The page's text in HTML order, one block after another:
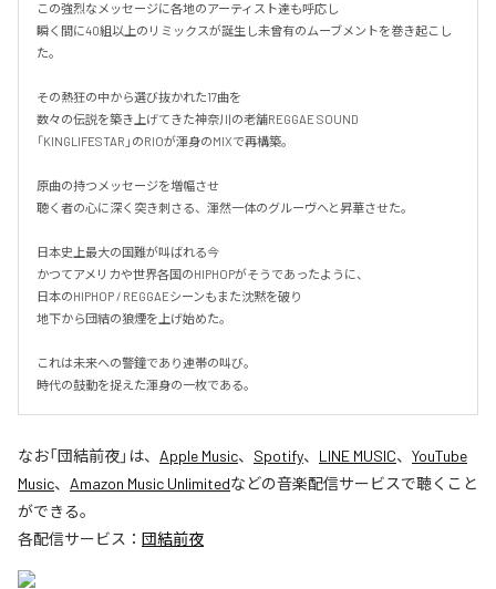
この強烈なメッセージに各地のアーティスト達も呼応し
瞬く間に40組以上のリミックスが誕生し未曾有のムーブメントを巻き起こし
た。
その熱狂の中から選び抜かれた17曲を
数々の伝説を築き上げてきた神奈川の老舗REGGAE SOUND
「KINGLIFESTAR」のRIOが渾身のMIXで再構築。
原曲の持つメッセージを増幅させ
聴く者の心に深く突き刺さる、渾然一体のグルーヴへと昇華させた。
日本史上最大の国難が叫ばれる今
かつてアメリカや世界各国のHIPHOPがそうであったように、
日本のHIPHOP / REGGAEシーンもまた沈黙を破り
地下から団結の狼煙を上げ始めた。
これは未来への警鐘であり連帯の叫び。
時代の鼓動を捉えた渾身の一枚である。
なお「団結前夜」は、 Apple Music、 Spotify、 LINE MUSIC、 YouTube
Music、 Amazon Music Unlimitedなどの音楽配信サービスで聴くこと
ができる。
各配信サービス： 団結前夜